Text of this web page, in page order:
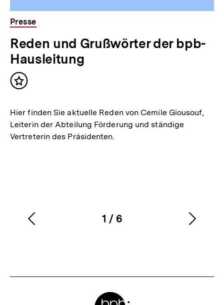
Presse
Reden und Grußwörter der bpb-
Hausleitung
Inhalt
Hier finden Sie aktuelle Reden von Cemile Giousouf,
Leiterin der Abteilung Förderung und ständige
Vertreterin des Präsidenten.
Karussellinhalt
1
von
/ 6
Vorherigen